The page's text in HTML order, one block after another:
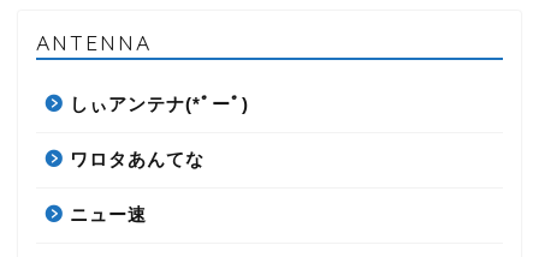
ANTENNA
しぃアンテナ(*ﾟーﾟ)
ワロタあんてな
ニュー速